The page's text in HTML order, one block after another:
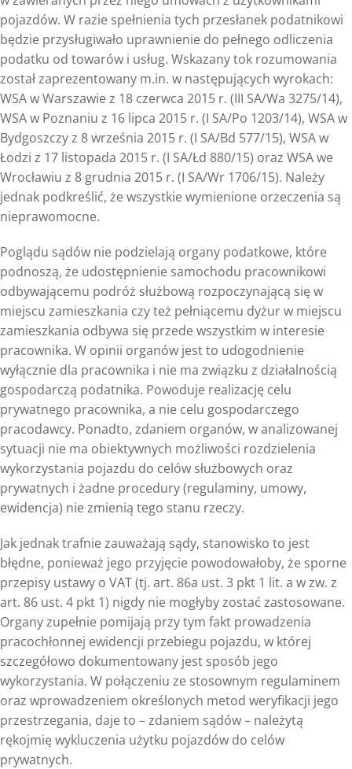
pojazdów. W razie spełnienia tych przesłanek podatnikowi
będzie przysługiwało uprawnienie do pełnego odliczenia
podatku od towarów i usług. Wskazany tok rozumowania
został zaprezentowany m.in. w następujących wyrokach:
WSA w Warszawie z 18 czerwca 2015 r. (III SA/Wa 3275/14),
WSA w Poznaniu z 16 lipca 2015 r. (I SA/Po 1203/14), WSA w
Bydgoszczy z 8 września 2015 r. (I SA/Bd 577/15), WSA w
Łodzi z 17 listopada 2015 r. (I SA/Łd 880/15) oraz WSA we
Wrocławiu z 8 grudnia 2015 r. (I SA/Wr 1706/15). Należy
jednak podkreślić, że wszystkie wymienione orzeczenia są
nieprawomocne.
Poglądu sądów nie podzielają organy podatkowe, które
podnoszą, że udostępnienie samochodu pracownikowi
odbywającemu podróż służbową rozpoczynającą się w
miejscu zamieszkania czy też pełniącemu dyżur w miejscu
zamieszkania odbywa się przede wszystkim w interesie
pracownika. W opinii organów jest to udogodnienie
wyłącznie dla pracownika i nie ma związku z działalnością
gospodarczą podatnika. Powoduje realizację celu
prywatnego pracownika, a nie celu gospodarczego
pracodawcy. Ponadto, zdaniem organów, w analizowanej
sytuacji nie ma obiektywnych możliwości rozdzielenia
wykorzystania pojazdu do celów służbowych oraz
prywatnych i żadne procedury (regulaminy, umowy,
ewidencja) nie zmienią tego stanu rzeczy.
Jak jednak trafnie zauważają sądy, stanowisko to jest
błędne, ponieważ jego przyjęcie powodowałoby, że sporne
przepisy ustawy o VAT (tj. art. 86a ust. 3 pkt 1 lit. a w zw. z
art. 86 ust. 4 pkt 1) nigdy nie mogłyby zostać zastosowane.
Organy zupełnie pomijają przy tym fakt prowadzenia
pracochłonnej ewidencji przebiegu pojazdu, w której
szczegółowo dokumentowany jest sposób jego
wykorzystania. W połączeniu ze stosownym regulaminem
oraz wprowadzeniem określonych metod weryfikacji jego
przestrzegania, daje to – zdaniem sądów – należytą
rękojmię wykluczenia użytku pojazdów do celów
prywatnych.